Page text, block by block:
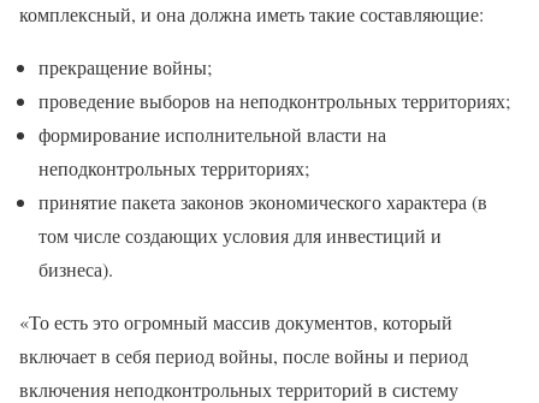
комплексный, и она должна иметь такие составляющие:
прекращение войны;
проведение выборов на неподконтрольных территориях;
формирование исполнительной власти на
неподконтрольных территориях;
принятие пакета законов экономического характера (в
том числе создающих условия для инвестиций и
бизнеса).
«То есть это огромный массив документов, который
включает в себя период войны, после войны и период
включения неподконтрольных территорий в систему